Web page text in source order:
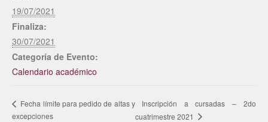
19/07/2021
Finaliza:
30/07/2021
Categoría de Evento:
Calendario académico
Fecha límite para pedido de altas y
excepciones
Inscripción a cursadas – 2do
cuatrimestre 2021